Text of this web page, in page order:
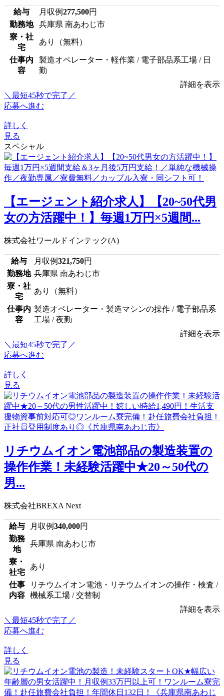
給与 月収例277,500円
勤務地
兵庫県 南あわじ市
寮・社
宅
あり（無料）
仕事内
容
製造オペレーター・軽作業 / 電子部品系工場 / 日
勤
詳細を表示
＼最短45秒で完了／
応募へ進む
詳しく
見る
スペシャル
【エージェント紹介求人】【20~50代男
女の方活躍中！】毎週1万円×5週間...
株式会社ワールドインテック(A)
給与 月収例321,750円
勤務地 兵庫県 南あわじ市
寮・社
宅
あり（無料）
仕事内
容
製造オペレーター・製造マシンの操作 / 電子部品系
工場 / 夜勤
詳細を表示
＼最短45秒で完了／
応募へ進む
詳しく
見る
リチウムイオン電池部品の製造装置の
操作作業！未経験活躍中★20～50代の
男...
株式会社BREXA Next
給与 月収例340,000円
勤務
地
兵庫県 南あわじ市
寮・
社宅
あり
仕事
内容
リチウムイオン電池・リチウムイオンの操作・検査 /
機械系工場 / 交替制
詳細を表示
＼最短45秒で完了／
応募へ進む
詳しく
見る